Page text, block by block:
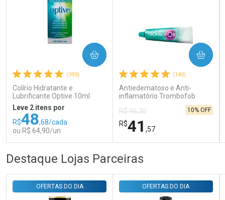
Ativar Desconto
Comprar sem Desconto
Por R$ 31,35/cada
Comprar sem Desconto
Por R$ 31,35/cada
(393)
Colírio Hidratante e
Lubrificante Optive 10ml
Leve 2 itens por
R$48,68/cada
ou R$ 64,90/un
COMPRAR
FECHAR
Laboratório
FECHAR
Por Menos
(140)
Antiedematoso e Anti-
inflamatório Trombofob
R$ 46,30
R$41 ,57
10% OFF
COMPRAR
Por Menos
Destaque Lojas Parceiras
OFERTAS DO DIA OFERTAS DO DIA